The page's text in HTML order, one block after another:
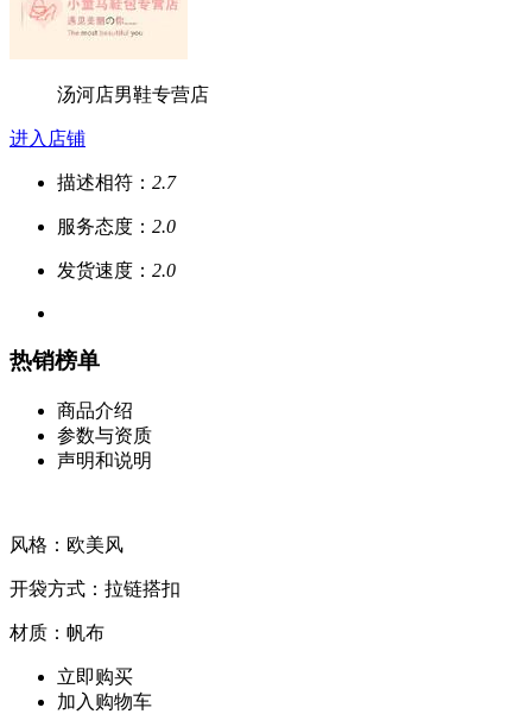
汤河店男鞋专营店
进入店铺
描述相符： 2.7
服务态度： 2.0
发货速度： 2.0
热销榜单
商品介绍
参数与资质
声明和说明
风格：欧美风
开袋方式：拉链搭扣
材质：帆布
立即购买
加入购物车